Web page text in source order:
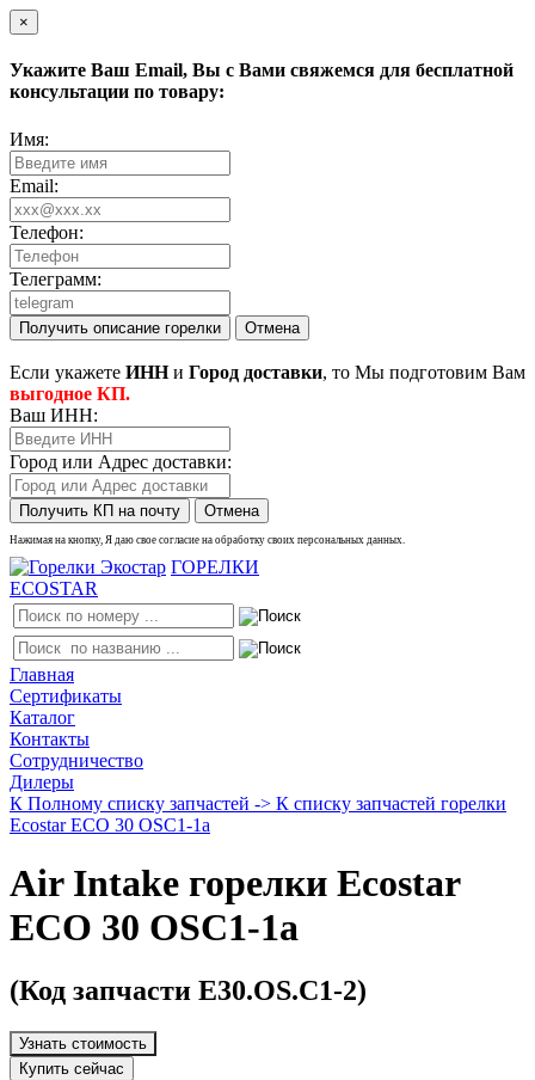
×
Укажите Ваш Email, Вы с Вами свяжемся для бесплатной
консультации по товару:
Имя:
Email:
Телефон:
Телеграмм:
Получить описание горелки Отмена
Eсли укажете ИННи Город доставки, то Мы подготовим Вам
выгодное КП.
Ваш ИНН:
Город или Адрес доставки:
Получить КП на почту Отмена
Нажимая на кнопку, Я даю свое согласие на обработку своих персональных данных.
ГОРЕЛКИ
ECOSTAR
Главная
Сертификаты
Каталог
Контакты
Сотрудничество
Дилеры
К Полному списку запчастей -> К списку запчастей горелки
Ecostar ECO 30 OSC1-1a
Air Intake горелки Ecostar
ECO 30 OSC1-1a
(Код запчасти E30.OS.C1-2)
Узнать стоимость
Купить сейчас